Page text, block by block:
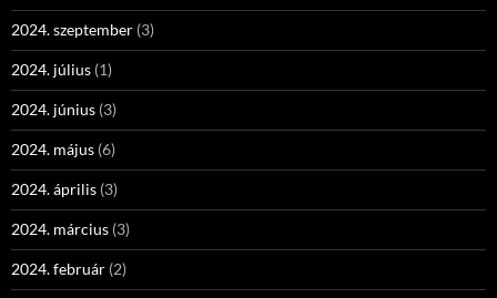
2024. szeptember (3)
2024. július (1)
2024. június (3)
2024. május (6)
2024. április (3)
2024. március (3)
2024. február (2)